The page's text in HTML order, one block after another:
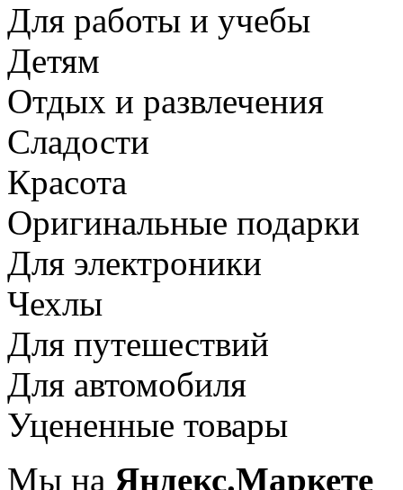
Для работы и учебы
Детям
Отдых и развлечения
Сладости
Красота
Оригинальные подарки
Для электроники
Чехлы
Для путешествий
Для автомобиля
Уцененные товары
Мы на Яндекс.Маркете